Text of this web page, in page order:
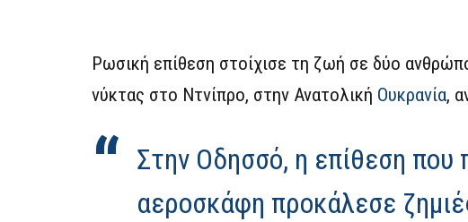
Ρωσική επίθεση στοίχισε τη ζωή σε δύο
νύκτας στο Ντνίπρο, στην Ανατολική Ουκρανία,
Στην Οδησσό, η επίθεση
αεροσκάφη προκάλεσε